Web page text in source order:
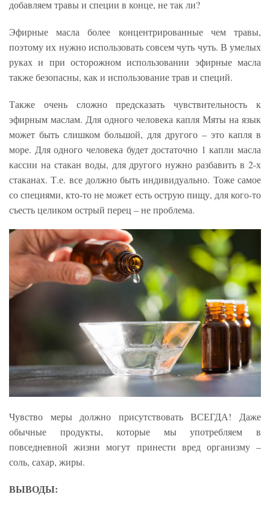
добавляем травы и специи в конце, не так ли?
Эфирные масла более концентрированные чем травы,
поэтому их нужно использовать совсем чуть чуть. В умелых
руках и при осторожном использовании эфирные масла
также безопасны, как и использование трав и специй.
Также очень сложно предсказать чувствительность к
эфирным маслам. Для одного человека капля Мяты на язык
может быть слишком большой, для другого – это капля в
море. Для одного человека будет достаточно 1 капли масла
кассии на стакан воды, для другого нужно разбавить в 2-х
стаканах. Т.е. все должно быть индивидуально. Тоже самое
со специями, кто-то не может есть острую пищу, для кого-то
съесть целиком острый перец – не проблема.
Чувство меры должно присутствовать ВСЕГДА! Даже
обычные продукты, которые мы употребляем в
повседневной жизни могут принести вред организму –
соль, сахар, жиры.
ВЫВОДЫ: